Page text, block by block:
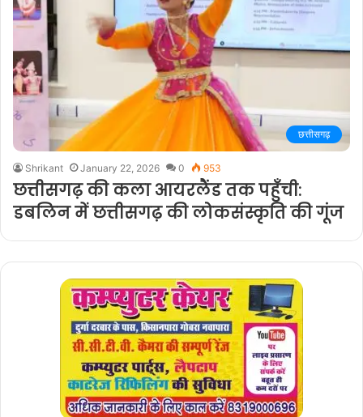
छत्तीसगढ़
Shrikant January 22, 2026 0 953
छत्तीसगढ़ की कला आयरलैंड तक पहुँची:
डबलिन में छत्तीसगढ़ की लोकसंस्कृति की गूंज